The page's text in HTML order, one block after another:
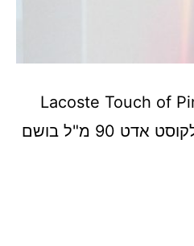
Lacoste Touch of
טסטר טאוץ אוף פינק לקוסט אדט 90 מ"ל בושם